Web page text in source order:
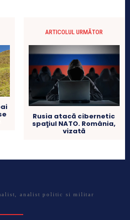
ARTICOLUL URMĂTOR
Rusia atacă cibernetic
spaţiul NATO. România,
vizată
analist politic si militar